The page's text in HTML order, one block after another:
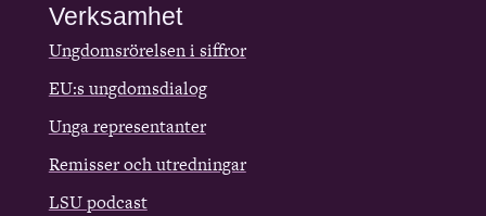
Verksamhet
Ungdomsrörelsen i siffror
EU:s ungdomsdialog
Unga representanter
Remisser och utredningar
LSU podcast